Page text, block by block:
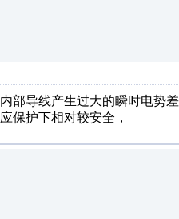
部导线产生过大的瞬时电势
保护下相对较安全，